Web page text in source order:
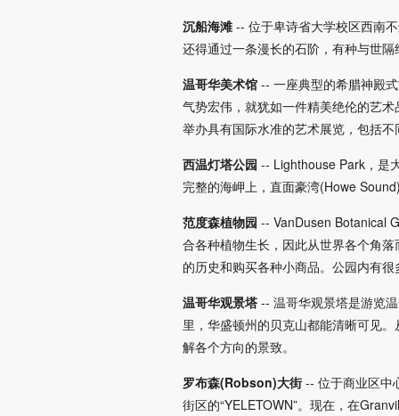
沉船海滩 -- 位于卑诗省大学校区西南
还得通过一条漫长的石阶，有种与世
温哥华美术馆 -- 一座典型的希腊神殿
气势宏伟，就犹如一件精美绝伦的艺
举办具有国际水准的艺术展览，包括
西温灯塔公园 -- Lighthouse Park，是
完整的海岬上，直面豪湾(Howe
范度森植物园 -- VanDusen Botanical
合各种植物生长，因此从世界各个角
的历史和购买各种小商品。公园内有
温哥华观景塔 -- 温哥华观景塔是游览
里，华盛顿州的贝克山都能清晰可见
解各个方向的景致。
罗布森(Robson)大街-- 位于商业区中
街区的“YELETOWN”。现在，在